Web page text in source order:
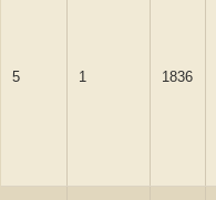
5 1 1836